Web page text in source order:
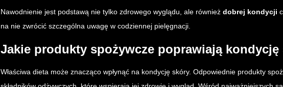
Nawodnienie jest podstawą nie tylko zdrowego wyglądu, ale również dobrej kondycji
na nie zwrócić szczególna uwagę w codziennej pielęgnacji.
Jakie produkty spożywcze poprawiają kondycję
Właściwa dieta może znacząco wpłynąć na kondycję skóry. Odpowiednie produkty